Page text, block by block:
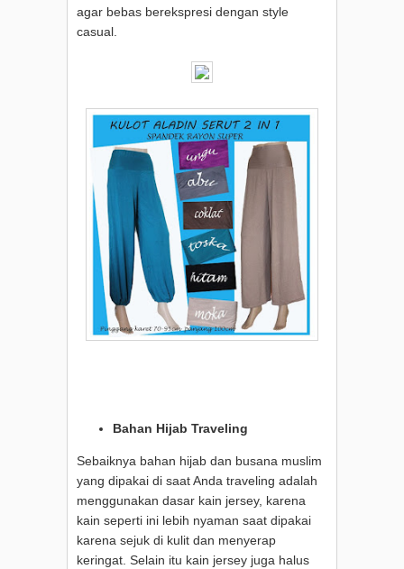
agar bebas berekspresi dengan style
casual.
Bahan Hijab Traveling
Sebaiknya bahan hijab dan busana muslim
yang dipakai di saat Anda traveling adalah
menggunakan dasar kain jersey, karena
kain seperti ini lebih nyaman saat dipakai
karena sejuk di kulit dan menyerap
keringat. Selain itu kain jersey juga halus